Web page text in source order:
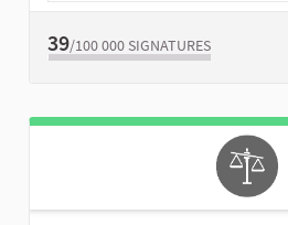
39/100 000 SIGNATURES